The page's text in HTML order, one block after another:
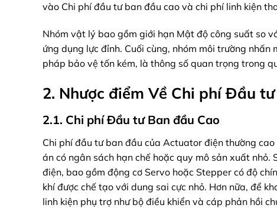
vào Chi phí đầu tư ban đầu cao và chi phí linh kiện
Nhóm vật lý bao gồm giới hạn Mật độ công suất so
ứng dụng lực đỉnh. Cuối cùng, nhóm môi trường
pháp bảo vệ tốn kém, là thông số quan trọng trong
2. Nhược điểm Về Chi phí Đầu
2.1. Chi phí Đầu tư Ban đầu Cao
Chi phí đầu tư ban đầu của Actuator điện thường
án có ngân sách hạn chế hoặc quy mô sản xuất
điện, bao gồm động cơ Servo hoặc Stepper có độ
khí được chế tạo với dung sai cực nhỏ. Hơn nữa, để
linh kiện phụ trợ như bộ điều khiển và cáp phản hồi